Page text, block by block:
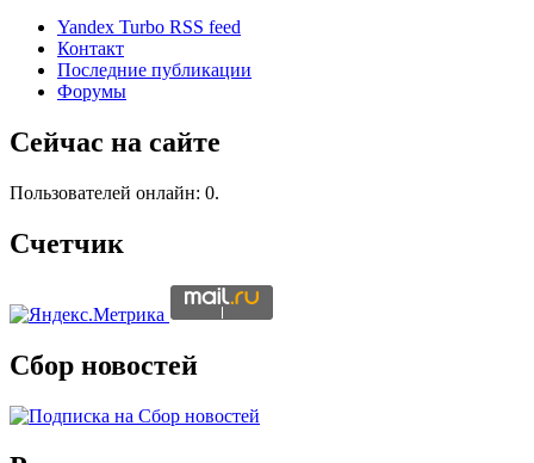
Yandex Turbo RSS feed
Контакт
Последние публикации
Форумы
Сейчас на сайте
Пользователей онлайн: 0.
Счетчик
Сбор новостей